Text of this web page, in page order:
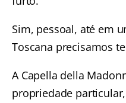
Sim, pessoal, até em
Toscana precisamos
A Capella della
propriedade